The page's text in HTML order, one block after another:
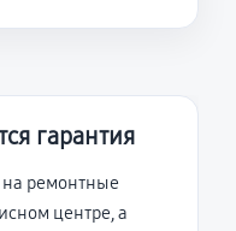
гарантия
ремонтные
центре, а